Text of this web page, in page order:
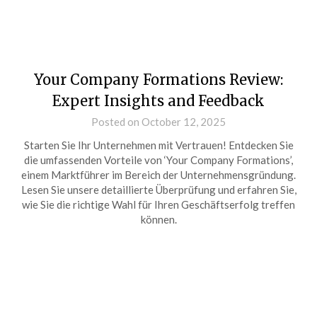
Your Company Formations Review:
Expert Insights and Feedback
Posted on October 12, 2025
Starten Sie Ihr Unternehmen mit Vertrauen! Entdecken Sie
die umfassenden Vorteile von ‘Your Company Formations’,
einem Marktführer im Bereich der Unternehmensgründung.
Lesen Sie unsere detaillierte Überprüfung und erfahren Sie,
wie Sie die richtige Wahl für Ihren Geschäftserfolg treffen
können.